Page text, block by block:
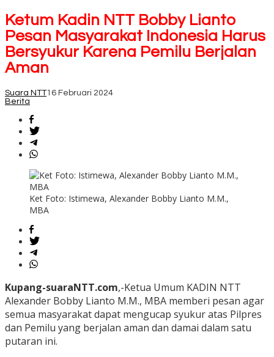
Ketum Kadin NTT Bobby Lianto
Pesan Masyarakat Indonesia Harus
Bersyukur Karena Pemilu Berjalan
Aman
Suara NTT16 Februari 2024
Berita
Ket Foto: Istimewa, Alexander Bobby Lianto M.M.,
MBA
Kupang-suaraNTT.com,-Ketua Umum KADIN NTT
Alexander Bobby Lianto M.M., MBA memberi pesan agar
semua masyarakat dapat mengucap syukur atas Pilpres
dan Pemilu yang berjalan aman dan damai dalam satu
putaran ini.